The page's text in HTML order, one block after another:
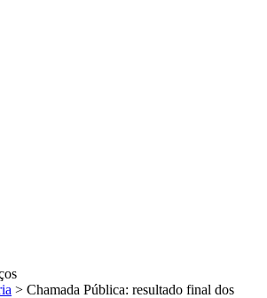
> Chamada Pública: resultado final dos